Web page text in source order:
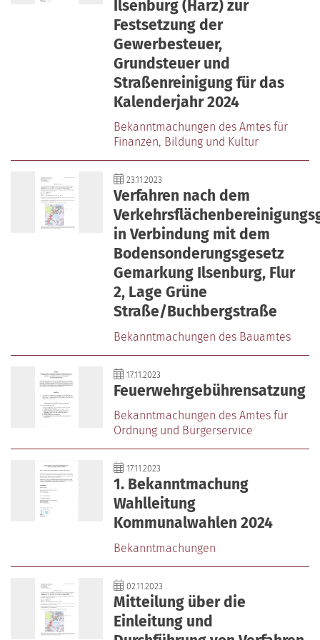
Ilsenburg (Harz) zur
Festsetzung der
Gewerbesteuer,
Grundsteuer und
Straßenreinigung für das
Kalenderjahr 2024
Bekanntmachungen des Amtes für
Finanzen‚ Bildung und Kultur
23.11.2023
Verfahren nach dem
in Verbindung mit dem
Bodensonderungsgesetz
Gemarkung Ilsenburg, Flur
2, Lage Grüne
Straße/Buchbergstraße
Bekanntmachungen des Bauamtes
17.11.2023
Feuerwehrgebührensatzung
Bekanntmachungen des Amtes für
Ordnung und Bürgerservice
17.11.2023
1. Bekanntmachung
Wahlleitung
Kommunalwahlen 2024
Bekanntmachungen
02.11.2023
Mitteilung über die
Einleitung und